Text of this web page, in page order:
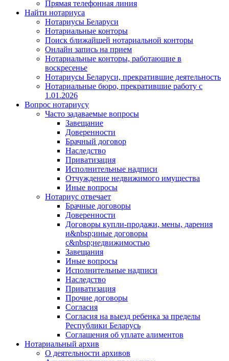
Прямая телефонная линия
Найти нотариуса
Нотариусы Беларуси
Нотариальные конторы
Поиск ближайшей нотариальной конторы
Онлайн запись на прием
Нотариальные конторы, работающие в
воскресенье
Нотариусы Беларуси, прекратившие деятельность
Нотариальные бюро, прекратившие работу с
1.01.2026
Вопрос нотариусу
Часто задаваемые вопросы
Завещание
Доверенности
Брачный договор
Наследство
Приватизация
Исполнительные надписи
Отчуждение недвижимого имущества
Иные вопросы
Нотариус отвечает
Брачные договоры
Доверенности
Договоры купли-продажи, мены, дарения
и&nbsp;иные договоры
с&nbsp;недвижимостью
Завещания
Иные вопросы
Исполнительные надписи
Наследство
Приватизация
Прочие договоры
Согласия
Согласия на выезд ребенка за пределы
Республики Беларусь
Соглашения об уплате алиментов
Нотариальный архив
О деятельности архивов